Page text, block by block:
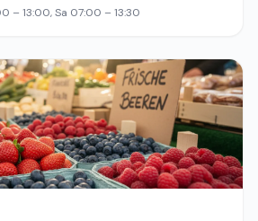
– 13:00, Sa 07:00 – 13:30